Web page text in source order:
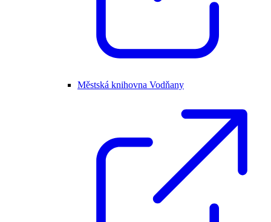
Městská knihovna Vodňany